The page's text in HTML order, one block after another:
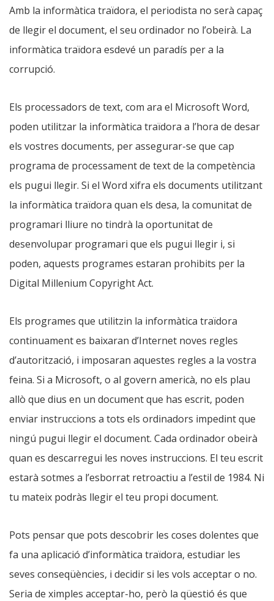
Amb la informàtica traïdora, el periodista no serà capaç
de llegir el document, el seu ordinador no l’obeirà. La
informàtica traïdora esdevé un paradís per a la
corrupció.
Els processadors de text, com ara el Microsoft Word,
poden utilitzar la informàtica traïdora a l’hora de desar
els vostres documents, per assegurar-se que cap
programa de processament de text de la competència
els pugui llegir. Si el Word xifra els documents utilitzant
la informàtica traïdora quan els desa, la comunitat de
programari lliure no tindrà la oportunitat de
desenvolupar programari que els pugui llegir i, si
poden, aquests programes estaran prohibits per la
Digital Millenium Copyright Act.
Els programes que utilitzin la informàtica traïdora
continuament es baixaran d’Internet noves regles
d’autorització, i imposaran aquestes regles a la vostra
feina. Si a Microsoft, o al govern americà, no els plau
allò que dius en un document que has escrit, poden
enviar instruccions a tots els ordinadors impedint que
ningú pugui llegir el document. Cada ordinador obeirà
quan es descarregui les noves instruccions. El teu escrit
estarà sotmes a l’esborrat retroactiu a l’estil de 1984. Ni
tu mateix podràs llegir el teu propi document.
Pots pensar que pots descobrir les coses dolentes que
fa una aplicació d’informàtica traïdora, estudiar les
seves conseqüències, i decidir si les vols acceptar o no.
Seria de ximples acceptar-ho, però la qüestió és que